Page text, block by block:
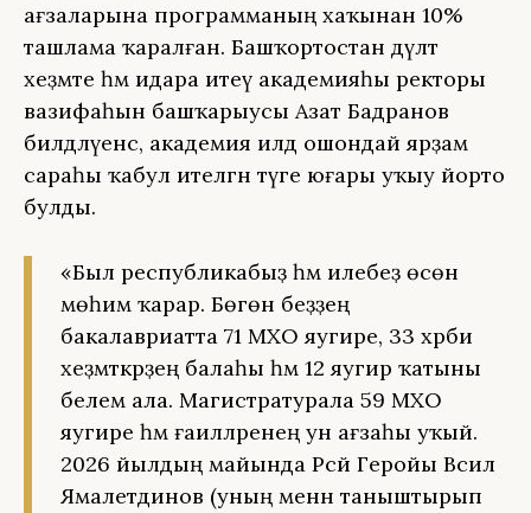
ағзаларына программаның хаҡынан 10%
ташлама ҡаралған. Башҡортостан дәүләт
хеҙмәте һәм идара итеү академияһы ректоры
вазифаһын башҡарыусы Азат Бадранов
билдәләүенсә, академия илдә ошондай ярҙам
сараһы ҡабул ителгән тәүге юғары уҡыу йорто
булды.
«Был республикабыҙ һәм илебеҙ өсөн
мөһим ҡарар. Бөгөн беҙҙең
бакалавриатта 71 МХО яугире, 33 хәрби
хеҙмәткәрҙең балаһы һәм 12 яугир ҡатыны
белем ала. Магистратурала 59 МХО
яугире һәм ғаиләләренең ун ағзаһы уҡый.
2026 йылдың майында Рәсәй Геройы Вәсил
Ямалетдинов (уның менән таныштырып